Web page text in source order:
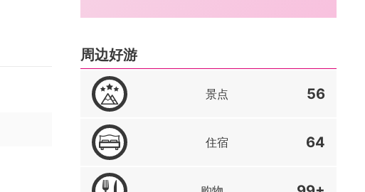
周边好游
景点 56
住宿 64